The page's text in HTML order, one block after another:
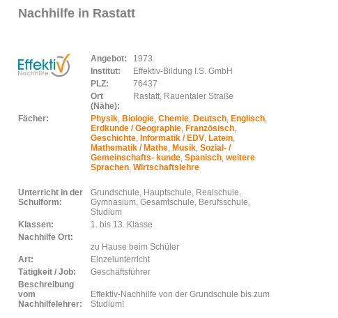
Nachhilfe in Rastatt
Angebot:
1973
Institut:
Effektiv-Bildung I.S. GmbH
PLZ:
76437
Ort
(Nähe):
Rastatt, Rauentaler Straße
Fächer: Physik, Biologie, Chemie, Deutsch, Englisch,
Erdkunde / Geographie, Französisch,
Geschichte, Informatik / EDV, Latein,
Mathematik / Mathe, Musik, Sozial- /
Gemeinschafts- kunde, Spanisch, weitere
Sprachen, Wirtschaftslehre
Unterricht in der
Schulform:
Grundschule, Hauptschule, Realschule,
Gymnasium, Gesamtschule, Berufsschule,
Studium
Klassen:
1. bis 13. Klasse
Nachhilfe Ort:
zu Hause beim Schüler
Art:
Einzelunterricht
Tätigkeit / Job:
Geschäftsführer
Beschreibung
vom
Nachhilfelehrer:
Effektiv-Nachhilfe von der Grundschule bis zum
Studium!